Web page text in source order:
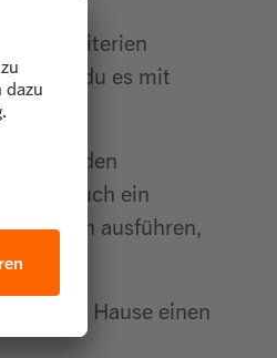
dass du es mit
In den
kann auch ein
ausführen,
du zu Hause einen